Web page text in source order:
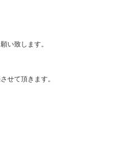
い致します。
せて頂きます。